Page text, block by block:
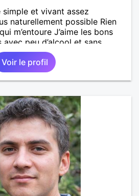
simple et vivant assez
naturellement possible Rien
m’entoure J’aime les bons
peu d’alcool et sans
une sincère amitié voir
séparations j’ai du mal à croire
Voir le profil